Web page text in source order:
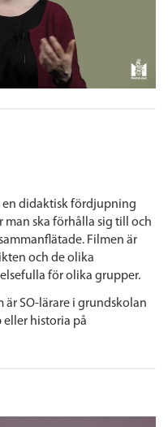
en didaktisk fördjupning
ska förhålla sig till och
Filmen är
och de olika
för olika grupper.
är SO-lärare i grundskolan
eller historia på